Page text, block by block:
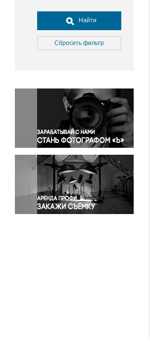
Досуг, туризм и отдых
Культура
Медицина
Окружающая среда
Политика
Правосудие
Происшествия и конфликты
Религия
Светская жизнь
Спорт
Экология
Экономика и бизнес
Найти
Сбросить фильтр